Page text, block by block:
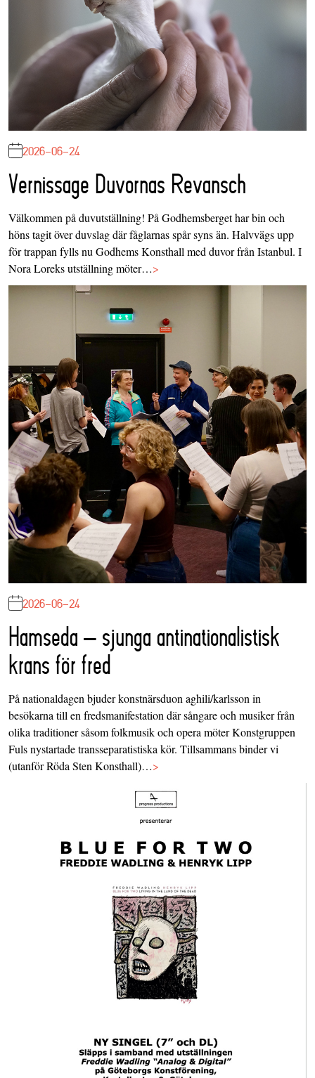
2026-06-24
Vernissage Duvornas Revansch
Välkommen på duvutställning! På Godhemsberget har bin och
höns tagit över duvslag där fåglarnas spår syns än. Halvvägs upp
för trappan fylls nu Godhems Konsthall med duvor från Istanbul. I
Nora Loreks utställning möter…>
2026-06-24
Hamseda – sjunga antinationalistisk
krans för fred
På nationaldagen bjuder konstnärsduon aghili/karlsson in
besökarna till en fredsmanifestation där sångare och musiker från
olika traditioner såsom folkmusik och opera möter Konstgruppen
Fuls nystartade transseparatistiska kör. Tillsammans binder vi
(utanför Röda Sten Konsthall)…>